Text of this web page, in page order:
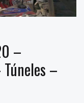
–
–